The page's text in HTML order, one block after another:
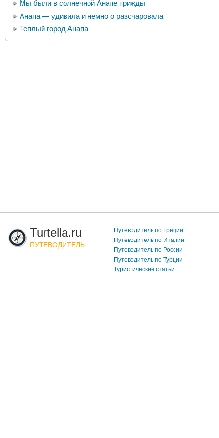
Мы были в солнечной Анапе трижды
Анапа — удивила и немного разочаровала
Теплый город Анапа
Turtella.ru
ПУТЕВОДИТЕЛЬ
Путеводитель по Греции
Путеводитель по Италии
Путеводитель по России
Путеводитель по Турции
Туристические статьи